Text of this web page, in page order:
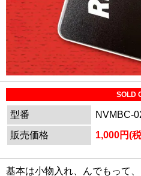
SOLD
型番
NVMBC-
販売価格
1,000円(
基本は小物入れ、んでもって